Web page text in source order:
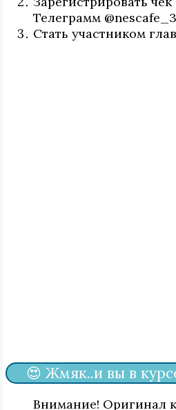
Телеграмм
Стать участником
😍 Жмяк..и вы в
Внимание! Оригинал